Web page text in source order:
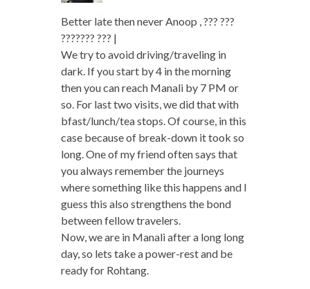
Better late then never Anoop , ??? ???
??????? ??? |
We try to avoid driving/traveling in
dark. If you start by 4 in the morning
then you can reach Manali by 7 PM or
so. For last two visits, we did that with
bfast/lunch/tea stops. Of course, in this
case because of break-down it took so
long. One of my friend often says that
you always remember the journeys
where something like this happens and I
guess this also strengthens the bond
between fellow travelers.
Now, we are in Manali after a long long
day, so lets take a power-rest and be
ready for Rohtang.